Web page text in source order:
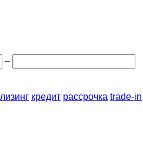
–
лизинг кредит рассрочка trade-in